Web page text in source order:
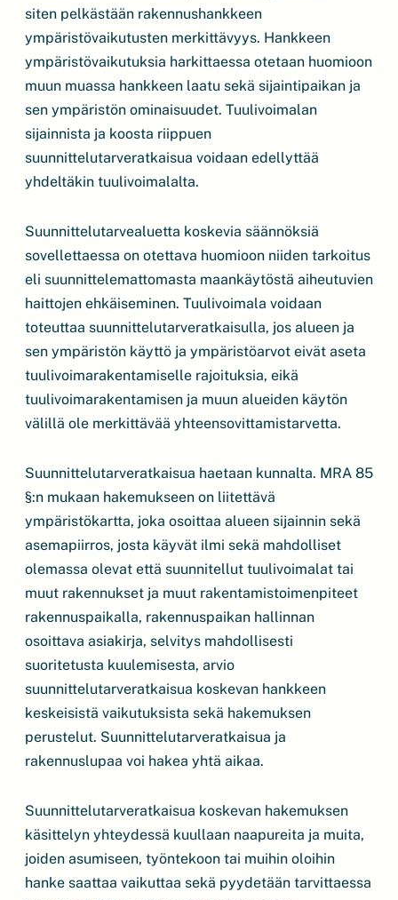
siten pelkästään rakennushankkeen
ympäristövaikutusten merkittävyys. Hankkeen
ympäristövaikutuksia harkittaessa otetaan huomioon
muun muassa hankkeen laatu sekä sijaintipaikan ja
sen ympäristön ominaisuudet. Tuulivoimalan
sijainnista ja koosta riippuen
suunnittelutarveratkaisua voidaan edellyttää
yhdeltäkin tuulivoimalalta.
Suunnittelutarvealuetta koskevia säännöksiä
sovellettaessa on otettava huomioon niiden tarkoitus
eli suunnittelemattomasta maankäytöstä aiheutuvien
haittojen ehkäiseminen. Tuulivoimala voidaan
toteuttaa suunnittelutarveratkaisulla, jos alueen ja
sen ympäristön käyttö ja ympäristöarvot eivät aseta
tuulivoimarakentamiselle rajoituksia, eikä
tuulivoimarakentamisen ja muun alueiden käytön
välillä ole merkittävää yhteensovittamistarvetta.
Suunnittelutarveratkaisua haetaan kunnalta. MRA 85
§:n mukaan hakemukseen on liitettävä
ympäristökartta, joka osoittaa alueen sijainnin sekä
asemapiirros, josta käyvät ilmi sekä mahdolliset
olemassa olevat että suunnitellut tuulivoimalat tai
muut rakennukset ja muut rakentamistoimenpiteet
rakennuspaikalla, rakennuspaikan hallinnan
osoittava asiakirja, selvitys mahdollisesti
suoritetusta kuulemisesta, arvio
suunnittelutarveratkaisua koskevan hankkeen
keskeisistä vaikutuksista sekä hakemuksen
perustelut. Suunnittelutarveratkaisua ja
rakennuslupaa voi hakea yhtä aikaa.
Suunnittelutarveratkaisua koskevan hakemuksen
käsittelyn yhteydessä kuullaan naapureita ja muita,
joiden asumiseen, työntekoon tai muihin oloihin
hanke saattaa vaikuttaa sekä pyydetään tarvittaessa